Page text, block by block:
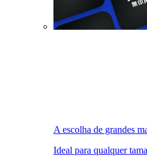
A escolha de grandes
Ideal para qualquer